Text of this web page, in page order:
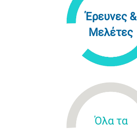
Έρευνες &
Μελέτες
Όλα τα